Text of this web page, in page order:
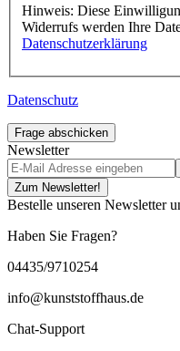
Hinweis: Diese
Widerrufs werden Ihre
Datenschutzerklärung
Datenschutz
Frage abschicken
Newsletter
Zum Newsletter!
Bestelle unseren Newsletter
Haben Sie Fragen?
04435/9710254
info@kunststoffhaus.de
Chat-Support